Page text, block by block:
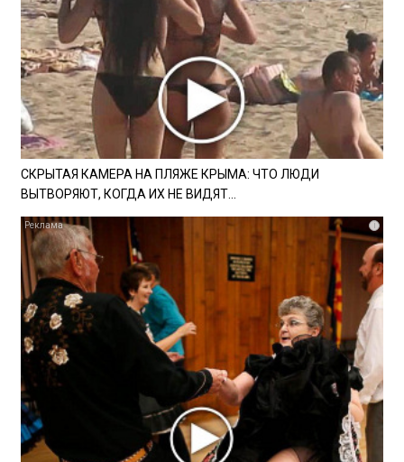
СКРЫТАЯ КАМЕРА НА ПЛЯЖЕ КРЫМА: ЧТО ЛЮДИ
ВЫТВОРЯЮТ, КОГДА ИХ НЕ ВИДЯТ...
i